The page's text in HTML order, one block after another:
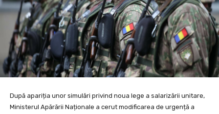
După apariția unor simulări privind noua lege a salarizării unitare,
Ministerul Apărării Naționale a cerut modificarea de urgență a